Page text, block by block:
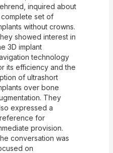
inquired about
set of
without crowns.
showed interest in
3D implant
technology
its efficiency and the
of ultrashort
over bone
They
expressed a
for
provision.
conversation was
on